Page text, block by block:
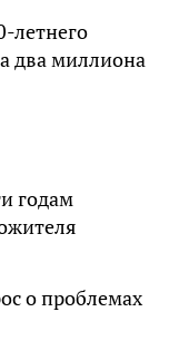
летнего
два миллиона
годам
о проблемах